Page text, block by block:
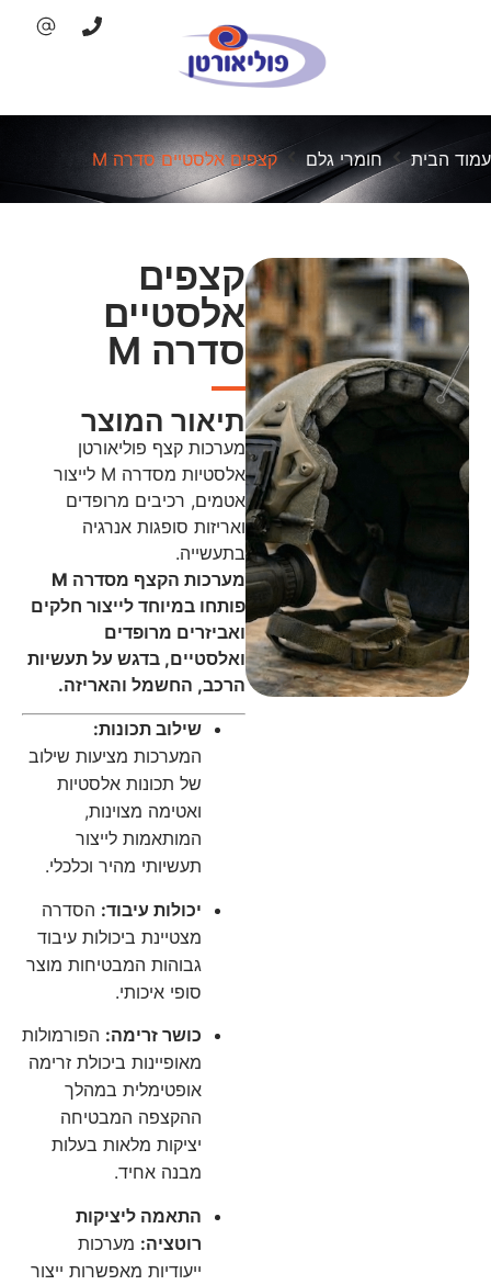
עמוד הבית חומרי גלם קצפים אלסטיים סדרה M
קצפים
אלסטיים
סדרה M
תיאור המוצר
מערכות קצף פוליאורטן
אלסטיות מסדרה M לייצור
אטמים, רכיבים מרופדים
ואריזות סופגות אנרגיה
בתעשייה.
מערכות הקצף מסדרה M
פותחו במיוחד לייצור חלקים
ואביזרים מרופדים
ואלסטיים, בדגש על תעשיות
הרכב, החשמל והאריזה.
שילוב תכונות:
המערכות מציעות שילוב
של תכונות אלסטיות
ואטימה מצוינות,
המותאמות לייצור
תעשיותי מהיר וכלכלי.
יכולות עיבוד: הסדרה
מצטיינת ביכולות עיבוד
גבוהות המבטיחות מוצר
סופי איכותי.
כושר זרימה: הפורמולות
מאופיינות ביכולת זרימה
אופטימלית במהלך
ההקצפה המבטיחה
יציקות מלאות בעלות
מבנה אחיד.
התאמה ליציקות
רוטציה: מערכות
ייעודיות מאפשרות ייצור